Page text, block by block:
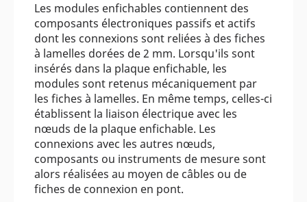
Les modules enfichables contiennent des
composants électroniques passifs et actifs
dont les connexions sont reliées à des fiches
à lamelles dorées de 2 mm. Lorsqu'ils sont
insérés dans la plaque enfichable, les
modules sont retenus mécaniquement par
les fiches à lamelles. En même temps, celles-ci
établissent la liaison électrique avec les
nœuds de la plaque enfichable. Les
connexions avec les autres nœuds,
composants ou instruments de mesure sont
alors réalisées au moyen de câbles ou de
fiches de connexion en pont.